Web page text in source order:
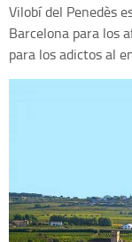
Vilobí del Penedès
Barcelona para los
para los adictos al